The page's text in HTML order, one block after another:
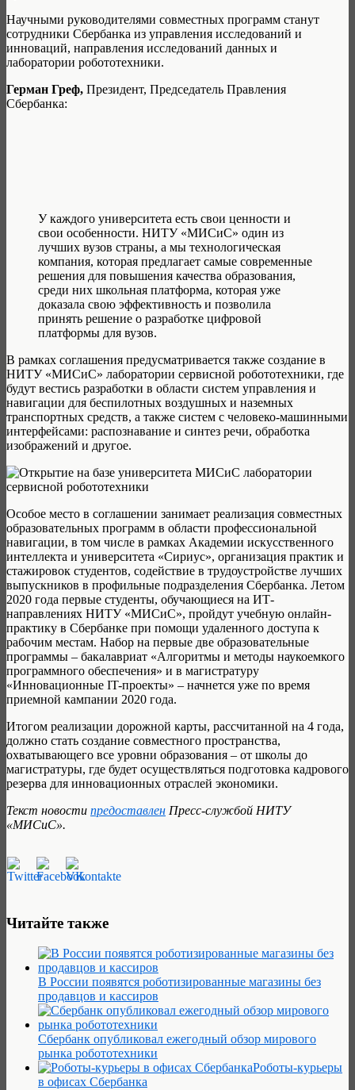
Научными руководителями совместных программ станут
сотрудники Сбербанка из управления исследований и
инноваций, направления исследований данных и
лаборатории робототехники.
Герман Греф, Президент, Председатель Правления
Сбербанка:
У каждого университета есть свои ценности и
свои особенности. НИТУ «МИСиС» один из
лучших вузов страны, а мы технологическая
компания, которая предлагает самые современные
решения для повышения качества образования,
среди них школьная платформа, которая уже
доказала свою эффективность и позволила
принять решение о разработке цифровой
платформы для вузов.
В рамках соглашения предусматривается также создание в
НИТУ «МИСиС» лаборатории сервисной робототехники, где
будут вестись разработки в области систем управления и
навигации для беспилотных воздушных и наземных
транспортных средств, а также систем с человеко-машинными
интерфейсами: распознавание и синтез речи, обработка
изображений и другое.
Особое место в соглашении занимает реализация совместных
образовательных программ в области профессиональной
навигации, в том числе в рамках Академии искусственного
интеллекта и университета «Сириус», организация практик и
стажировок студентов, содействие в трудоустройстве лучших
выпускников в профильные подразделения Сбербанка. Летом
2020 года первые студенты, обучающиеся на ИТ-
направлениях НИТУ «МИСиС», пройдут учебную онлайн-
практику в Сбербанке при помощи удаленного доступа к
рабочим местам. Набор на первые две образовательные
программы – бакалавриат «Алгоритмы и методы наукоемкого
программного обеспечения» и в магистратуру
«Инновационные IT-проекты» – начнется уже по время
приемной кампании 2020 года.
Итогом реализации дорожной карты, рассчитанной на 4 года,
должно стать создание совместного пространства,
охватывающего все уровни образования – от школы до
магистратуры, где будет осуществляться подготовка кадрового
резерва для инновационных отраслей экономики.
Текст новости предоставлен Пресс-службой НИТУ
«МИСиС».
Читайте также
В России появятся роботизированные магазины без
продавцов и кассиров
Сбербанк опубликовал ежегодный обзор мирового
рынка робототехники
Роботы-курьеры
в офисах Сбербанка